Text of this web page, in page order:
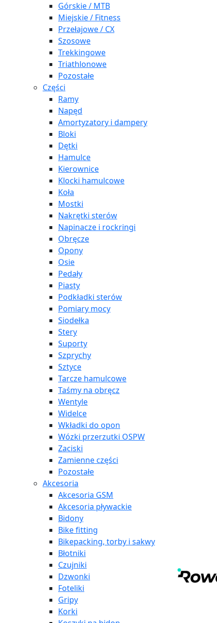
Górskie / MTB
Miejskie / Fitness
Przełajowe / CX
Szosowe
Trekkingowe
Triathlonowe
Pozostałe
Części
Ramy
Napęd
Amortyzatory i dampery
Bloki
Dętki
Hamulce
Kierownice
Klocki hamulcowe
Koła
Mostki
Nakrętki sterów
Napinacze i rockringi
Obręcze
Opony
Osie
Pedały
Piasty
Podkładki sterów
Pomiary mocy
Siodełka
Stery
Suporty
Szprychy
Sztyce
Tarcze hamulcowe
Taśmy na obręcz
Wentyle
Widelce
Wkładki do opon
Wózki przerzutki OSPW
Zaciski
Zamienne części
Pozostałe
Akcesoria
Akcesoria GSM
Akcesoria pływackie
Bidony
Bike fitting
Bikepacking, torby i sakwy
Błotniki
Czujniki
Dzwonki
Foteliki
Gripy
Korki